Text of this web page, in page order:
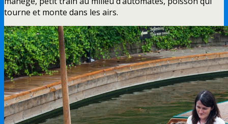
tourne et monte dans les airs.